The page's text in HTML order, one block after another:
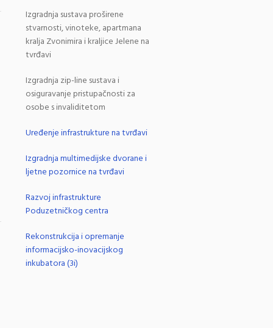
Izgradnja sustava proširene
stvarnosti, vinoteke, apartmana
kralja Zvonimira i kraljice Jelene na
tvrđavi
Izgradnja zip-line sustava i
osiguravanje pristupačnosti za
osobe s invaliditetom
Uređenje infrastrukture na tvrđavi
Izgradnja multimedijske dvorane i
ljetne pozornice na tvrđavi
Razvoj infrastrukture
Poduzetničkog centra
Rekonstrukcija i opremanje
informacijsko-inovacijskog
inkubatora (3i)